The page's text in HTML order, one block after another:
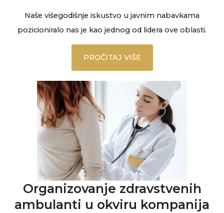
Naše višegodišnje iskustvo u javnim nabavkama
pozicioniralo nas je kao jednog od lidera ove oblasti.
PROČITAJ VIŠE
Organizovanje zdravstvenih
ambulanti u okviru kompanija